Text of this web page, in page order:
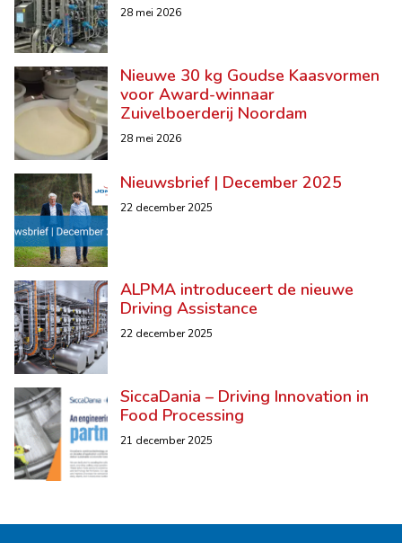
28 mei 2026
Nieuwe 30 kg Goudse Kaasvormen
voor Award-winnaar
Zuivelboerderij Noordam
28 mei 2026
Nieuwsbrief | December 2025
22 december 2025
ALPMA introduceert de nieuwe
Driving Assistance
22 december 2025
SiccaDania – Driving Innovation in
Food Processing
21 december 2025